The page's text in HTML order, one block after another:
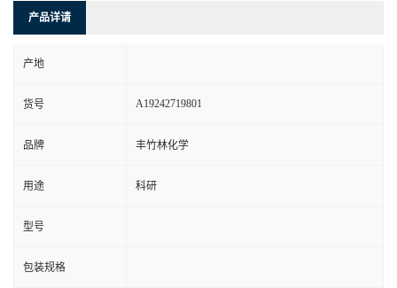
产品详请
产地
货号 A19242719801
品牌 丰竹林化学
用途 科研
型号
包装规格